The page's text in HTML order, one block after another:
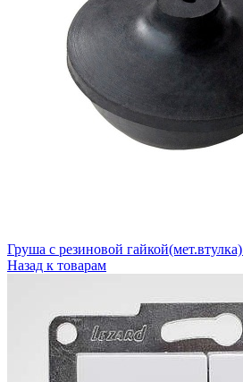
Груша с резиновой гайкой(мет.втулка)
Назад к товарам